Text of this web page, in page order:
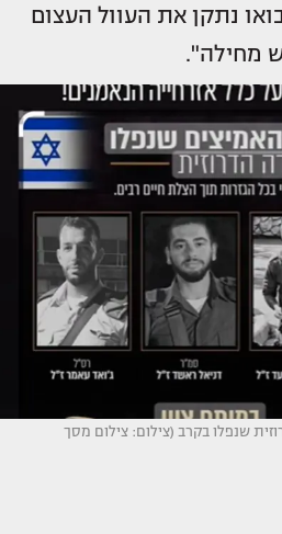
נתקן את העוול העצום
מחילה".
שנפלו בקרב (צילום: צילום מסך